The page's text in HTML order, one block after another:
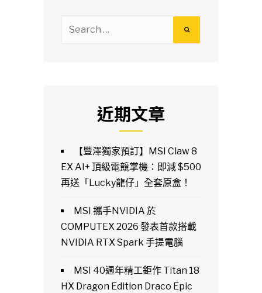
近期文章
【豐澤獨家預訂】MSI Claw 8
EX AI+ 頂級電競掌機：即減 $500
再送「Lucky龍仔」全套原盒！
MSI 攜手NVIDIA 於
COMPUTEX 2026 發表首款搭載
NVIDIA RTX Spark 手提電腦
MSI 40週年精工鉅作 Titan 18
HX Dragon Edition Draco Epic